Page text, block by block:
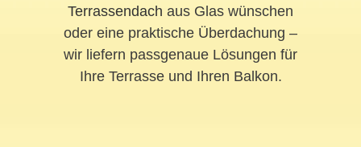
Terrassendach aus Glas wünschen
oder eine praktische Überdachung –
wir liefern passgenaue Lösungen für
Ihre Terrasse und Ihren Balkon.